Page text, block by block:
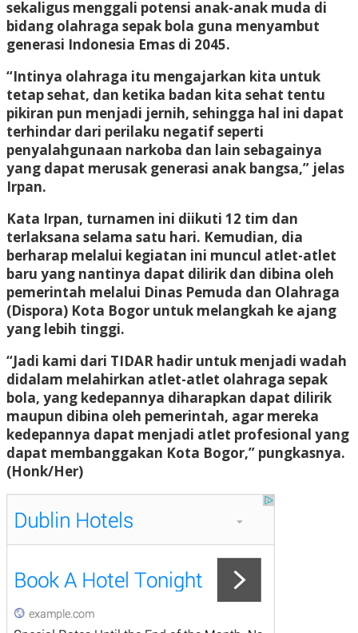
sekaligus menggali potensi anak-anak muda di
bidang olahraga sepak bola guna menyambut
generasi Indonesia Emas di 2045.
“Intinya olahraga itu mengajarkan kita untuk
tetap sehat, dan ketika badan kita sehat tentu
pikiran pun menjadi jernih, sehingga hal ini dapat
terhindar dari perilaku negatif seperti
penyalahgunaan narkoba dan lain sebagainya
yang dapat merusak generasi anak bangsa,” jelas
Irpan.
Kata Irpan, turnamen ini diikuti 12 tim dan
terlaksana selama satu hari. Kemudian, dia
berharap melalui kegiatan ini muncul atlet-atlet
baru yang nantinya dapat dilirik dan dibina oleh
pemerintah melalui Dinas Pemuda dan Olahraga
(Dispora) Kota Bogor untuk melangkah ke ajang
yang lebih tinggi.
“Jadi kami dari TIDAR hadir untuk menjadi wadah
didalam melahirkan atlet-atlet olahraga sepak
bola, yang kedepannya diharapkan dapat dilirik
maupun dibina oleh pemerintah, agar mereka
kedepannya dapat menjadi atlet profesional yang
dapat membanggakan Kota Bogor,” pungkasnya.
(Honk/Her)